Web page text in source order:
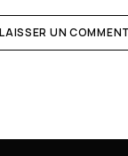
LAISSER UN